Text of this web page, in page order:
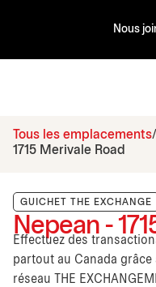
Nous
Tous les emplacements
1715 Merivale Road
GUICHET THE EXCHANGE
Nepean -
Effectuez des
partout au Canada
réseau THE